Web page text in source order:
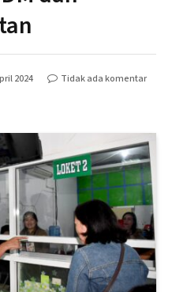
2024
Tidak ada komentar